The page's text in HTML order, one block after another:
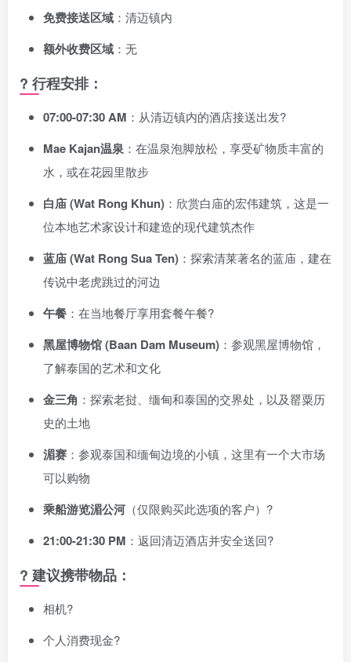
免费接送区域 ：清迈镇内
额外收费区域 ：无
? 行程安排：
07:00-07:30 AM ：从清迈镇内的酒店接送出发?
Mae Kajan温泉 ：在温泉泡脚放松，享受矿物质丰富的
水，或在花园里散步
白庙 (Wat Rong Khun) ：欣赏白庙的宏伟建筑，这是一
位本地艺术家设计和建造的现代建筑杰作
蓝庙 (Wat Rong Sua Ten) ：探索清莱著名的蓝庙，建在
传说中老虎跳过的河边
午餐 ：在当地餐厅享用套餐午餐?️
黑屋博物馆 (Baan Dam Museum) ：参观黑屋博物馆，
了解泰国的艺术和文化
金三角 ：探索老挝、缅甸和泰国的交界处，以及罂粟历
史的土地
湄赛 ：参观泰国和缅甸边境的小镇，这里有一个大市场
可以购物
乘船游览湄公河（仅限购买此选项的客户）?
21:00-21:30 PM ：返回清迈酒店并安全送回?
? 建议携带物品：
相机?
个人消费现金?